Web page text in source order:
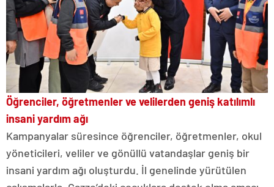
Öğrenciler, öğretmenler ve velilerden geniş katılımlı
insani yardım ağı
Kampanyalar süresince öğrenciler, öğretmenler, okul
yöneticileri, veliler ve gönüllü vatandaşlar geniş bir
insani yardım ağı oluşturdu. İl genelinde yürütülen